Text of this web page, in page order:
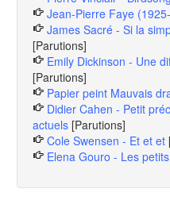
Jean-Pierre Faye
James Sacré - Si la
[Parutions]
Emily Dickinson - Une
[Parutions]
Papier peint Mauvais
Didier Cahen - Petit
actuels [Parutions]
Cole Swensen - Et et et
Elena Gouro - Les